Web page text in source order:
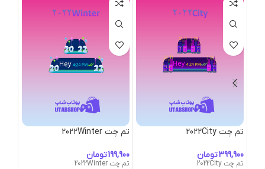
تم چت 2022City
تومان
تم چت 2022City
تم چت 2022Winter
تومان
تم چت 2022Winter